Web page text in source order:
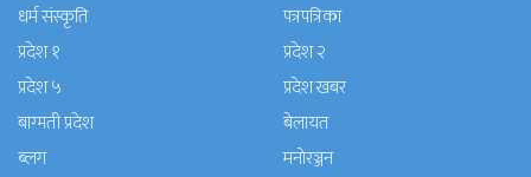
धर्म संस्कृति
पत्रपत्रिका
प्रदेश १
प्रदेश २
प्रदेश ५
प्रदेश खबर
बाग्मती प्रदेश
बेलायत
ब्लग
मनाेरञ्जन